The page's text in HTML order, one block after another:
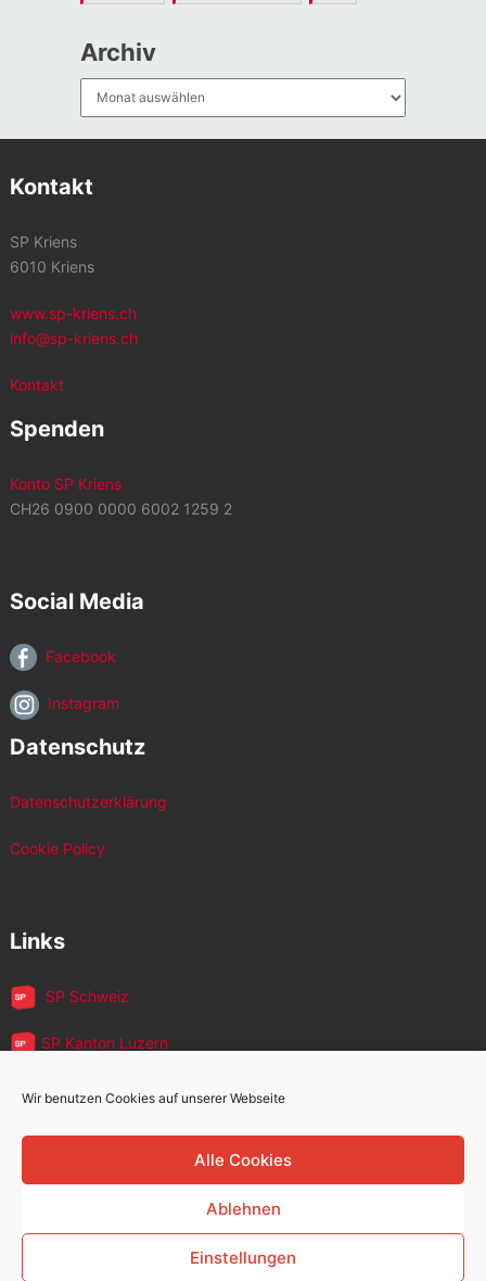
Wir benutzen Cookies auf unserer Webseite
Alle Cookies
Ablehnen
Einstellungen
Archiv
Kontakt
SP Kriens
6010 Kriens
www.sp-kriens.ch
info@sp-kriens.ch
Kontakt
Spenden
Konto SP Kriens
CH26 0900 0000 6002 1259 2
Social Media
Facebook
Instagram
Datenschutz
Datenschutzerklärung
Cookie Policy
Links
SP Schweiz
SP Kanton Luzern
JUSO Luzern
SP MigrantInnen
SP 60+